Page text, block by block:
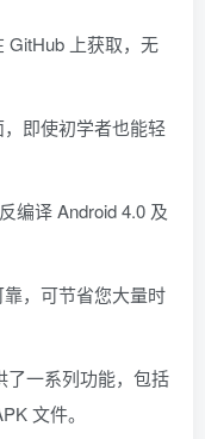
GitHub 上获取，无
即使初学者也能轻
编译 Android 4.0 及
，可节省您大量时
了一系列功能，包括
文件。